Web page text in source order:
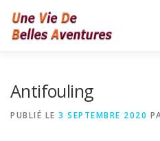
contenu
Antifouling
PUBLIÉ LE 3 SEPTEMBRE 2020